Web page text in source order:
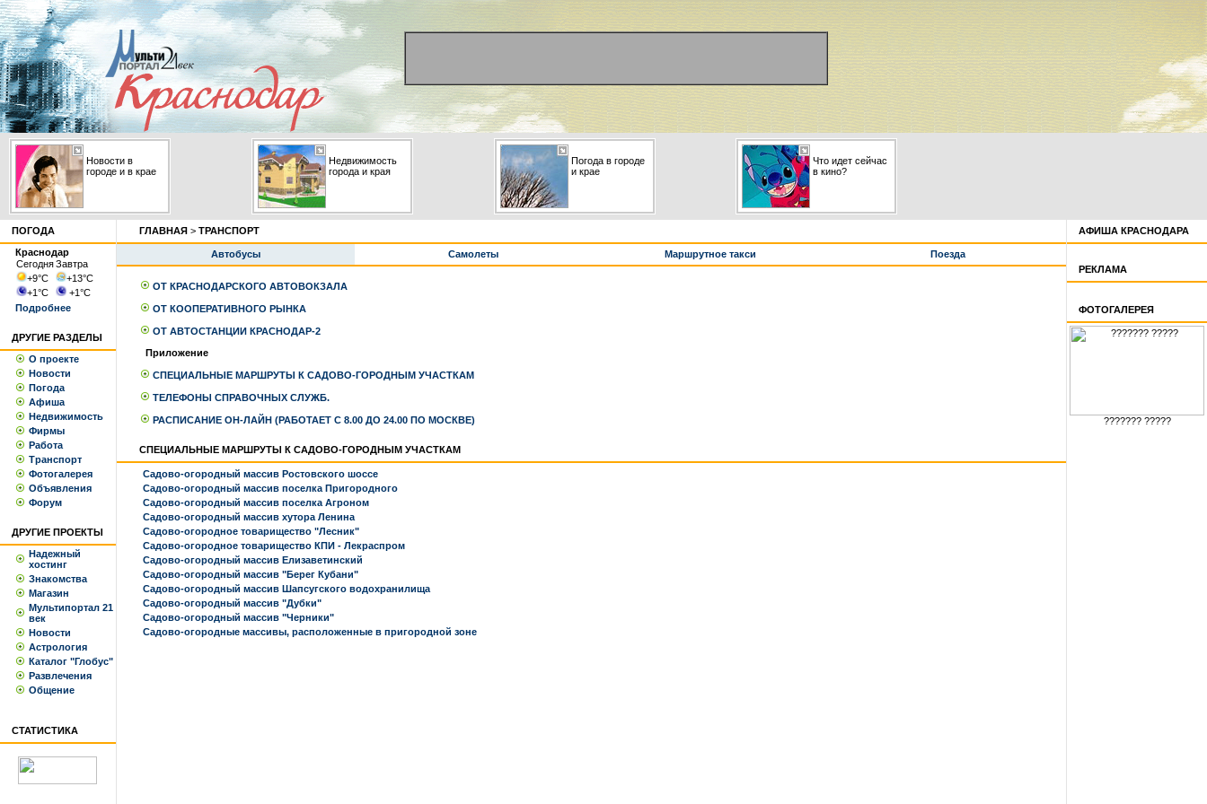
Новости в
городе и в крае
Недвижимость
города и края
Погода в городе
и крае
Что идет сейчас
в кино?
ПОГОДА
Краснодар
СегодняЗавтра
+9°С +13°С
+1°С +1°С
Подробнее
ДРУГИЕ РАЗДЕЛЫ
О проекте
Новости
Погода
Афиша
Недвижимость
Фирмы
Работа
Транспорт
Фотогалерея
Объявления
Форум
ДРУГИЕ ПРОЕКТЫ
Надежный
хостинг
Знакомства
Магазин
Мультипортал 21
век
Новости
Астрология
Каталог "Глобус"
Развлечения
Общение
СТАТИСТИКА
ГЛАВНАЯ > ТРАНСПОРТ
Автобусы Самолеты Маршрутное такси Поезда
ОТ КРАСНОДАРСКОГО АВТОВОКЗАЛА
ОТ КООПЕРАТИВНОГО РЫНКА
ОТ АВТОСТАНЦИИ КРАСНОДАР-2
Приложение
СПЕЦИАЛЬНЫЕ МАРШРУТЫ К САДОВО-ГОРОДНЫМ УЧАСТКАМ
ТЕЛЕФОНЫ СПРАВОЧНЫХ СЛУЖБ.
РАСПИСАНИЕ ОН-ЛАЙН (РАБОТАЕТ С 8.00 ДО 24.00 ПО МОСКВЕ)
СПЕЦИАЛЬНЫЕ МАРШРУТЫ К САДОВО-ГОРОДНЫМ УЧАСТКАМ
Садово-огородный массив Ростовского шоссе
Садово-огородный массив поселка Пригородного
Садово-огородный массив поселка Агроном
Садово-огородный массив хутора Ленина
Садово-огородное товарищество "Лесник"
Садово-огородное товарищество КПИ - Лекраспром
Садово-огородный массив Елизаветинский
Садово-огородный массив "Берег Кубани"
Садово-огородный массив Шапсугского водохранилища
Садово-огородный массив "Дубки"
Садово-огородный массив "Черники"
Садово-огородные массивы, расположенные в пригородной зоне
АФИША КРАСНОДАРА
РЕКЛАМА
ФОТОГАЛЕРЕЯ
??????? ?????